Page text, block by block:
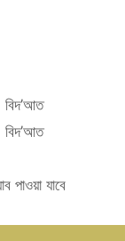
বিদ’আত
বিদ’আত
পাওয়া যাবে